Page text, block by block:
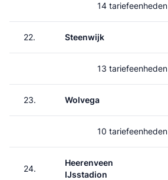
14 tariefeenheden
22. Steenwijk
13 tariefeenheden
23. Wolvega
10 tariefeenheden
24.
Heerenveen
IJsstadion